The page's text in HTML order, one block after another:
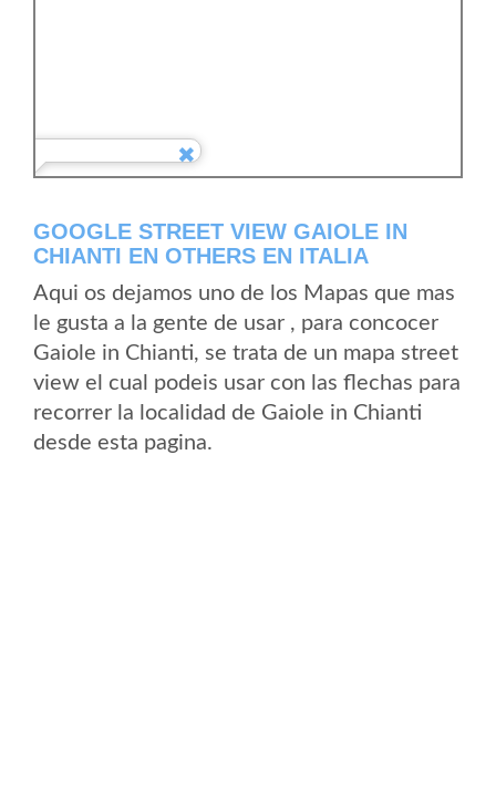
GOOGLE STREET VIEW GAIOLE IN
CHIANTI EN OTHERS EN ITALIA
Aqui os dejamos uno de los Mapas que mas
le gusta a la gente de usar , para concocer
Gaiole in Chianti, se trata de un mapa street
view el cual podeis usar con las flechas para
recorrer la localidad de Gaiole in Chianti
desde esta pagina.